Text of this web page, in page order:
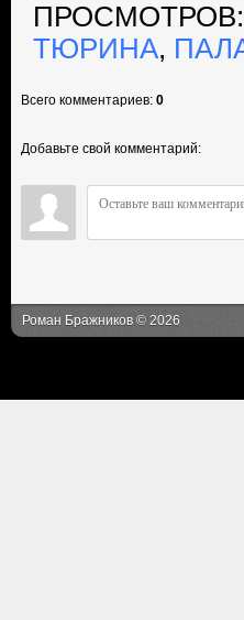
ПРОСМОТРОВ
ТЮРИНА,
Всего комментариев: 0
Добавьте свой комментарий:
Роман Бражников © 2026